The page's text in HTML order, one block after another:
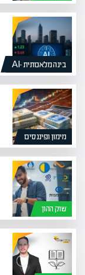
בינה מלאכותית -AI
מימון ופיננסים
שוק ההון